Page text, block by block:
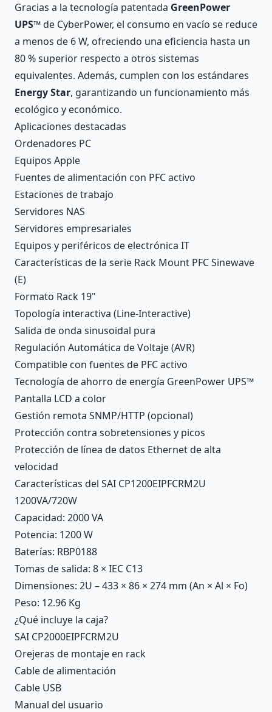
Gracias a la tecnología patentada GreenPower
UPS™de CyberPower, el consumo en vacío se reduce
a menos de 6 W, ofreciendo una eficiencia hasta un
80 % superior respecto a otros sistemas
equivalentes. Además, cumplen con los estándares
Energy Star, garantizando un funcionamiento más
ecológico y económico.
Aplicaciones destacadas
Ordenadores PC
Equipos Apple
Fuentes de alimentación con PFC activo
Estaciones de trabajo
Servidores NAS
Servidores empresariales
Equipos y periféricos de electrónica IT
Características de la serie Rack Mount PFC Sinewave
(E)
Formato Rack 19"
Topología interactiva (Line-Interactive)
Salida de onda sinusoidal pura
Regulación Automática de Voltaje (AVR)
Compatible con fuentes de PFC activo
Tecnología de ahorro de energía GreenPower UPS™
Pantalla LCD a color
Gestión remota SNMP/HTTP (opcional)
Protección contra sobretensiones y picos
Protección de línea de datos Ethernet de alta
velocidad
Características del SAI CP1200EIPFCRM2U
1200VA/720W
Capacidad: 2000 VA
Potencia: 1200 W
Baterías: RBP0188
Tomas de salida: 8 × IEC C13
Dimensiones: 2U – 433 × 86 × 274 mm (An × Al × Fo)
Peso: 12.96 Kg
¿Qué incluye la caja?
SAI CP2000EIPFCRM2U
Orejeras de montaje en rack
Cable de alimentación
Cable USB
Manual del usuario